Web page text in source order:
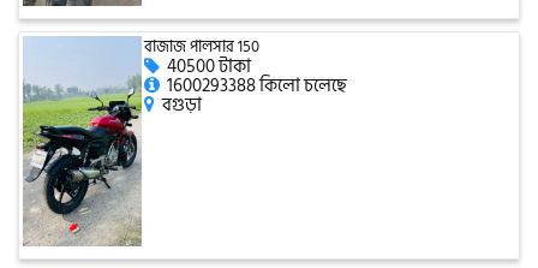
টারো
স্পীডার (Speeder)
এমা (Emma)
বাজাজ পালসার 150
40500 টাকা
1600293388 কিলো চলেছে
বগুড়া